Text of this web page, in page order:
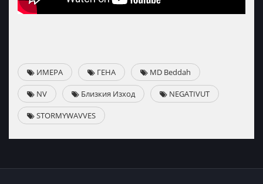
ИМЕРА ГЕНА MD Beddah
NV Близкия Изход NEGATIVUT
STORMYWAVVES